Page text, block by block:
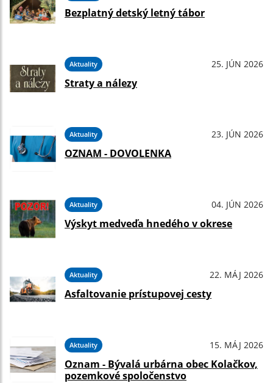
Bezplatný detský letný tábor
Aktuality 25. JÚN 2026
Straty a nálezy
Aktuality 23. JÚN 2026
OZNAM - DOVOLENKA
Aktuality 04. JÚN 2026
Výskyt medveďa hnedého v okrese
Aktuality 22. MÁJ 2026
Asfaltovanie prístupovej cesty
Aktuality 15. MÁJ 2026
Oznam - Bývalá urbárna obec Kolačkov,
pozemkové spoločenstvo